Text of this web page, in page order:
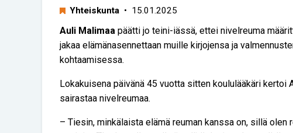
Yhteiskunta • 15.01.2025
Auli Malimaa päätti jo teini-iässä, ettei nivelreuma
jakaa elämänasennettaan muille kirjojensa ja
kohtaamisessa.
Lokakuisena päivänä 45 vuotta sitten koululääkäri kertoi
sairastaa nivelreumaa.
– Tiesin, minkälaista elämä reuman kanssa on, sillä olen